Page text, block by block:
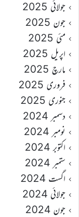
جولائی 2025
جون 2025
مئی 2025
اپریل 2025
مارچ 2025
فروری 2025
جنوری 2025
دسمبر 2024
نومبر 2024
اکتوبر 2024
ستمبر 2024
اگست 2024
جولائی 2024
جون 2024